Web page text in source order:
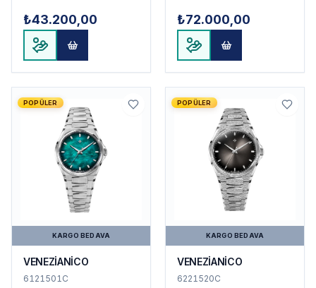
₺43.200,00 ₺72.000,00
POPÜLER
KARGO BEDAVA
VENEZİANİCO
6121501C
POPÜLER
KARGO BEDAVA
VENEZİANİCO
6221520C